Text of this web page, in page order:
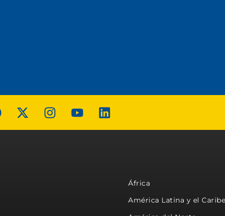
África
América Latina y el Caribe